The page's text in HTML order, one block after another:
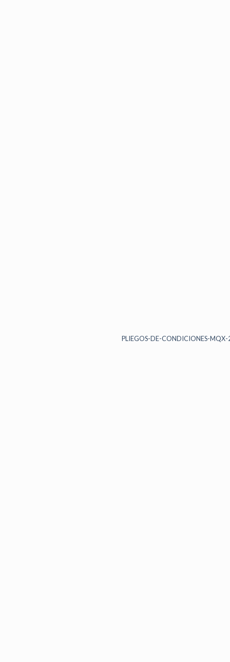
PLIEGOS-DE-CONDICIONES-MQX-